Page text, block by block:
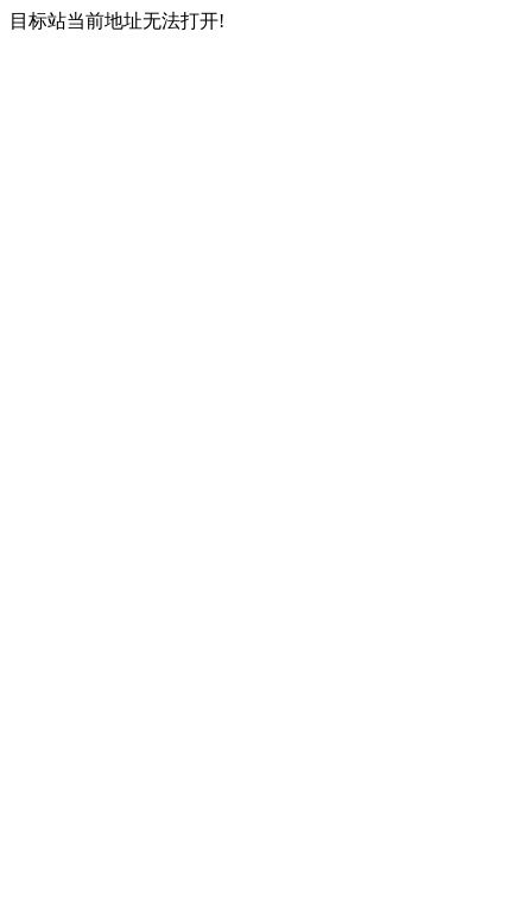
目标站当前地址无法打开!